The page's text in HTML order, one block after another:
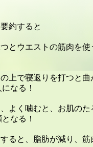
約すると
とウエストの筋肉を使
上で寝返りを打つと曲
なる！
よく噛むと、お肌のた
なる！
ると、脂肪が減り、筋